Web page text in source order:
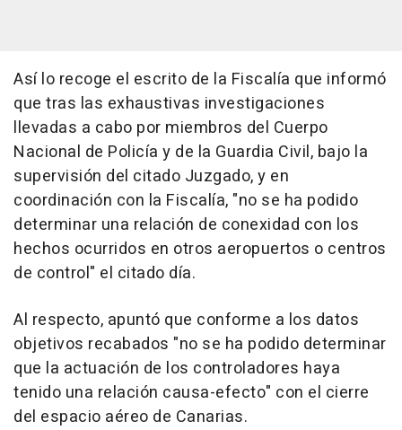
Así lo recoge el escrito de la Fiscalía que informó
que tras las exhaustivas investigaciones
llevadas a cabo por miembros del Cuerpo
Nacional de Policía y de la Guardia Civil, bajo la
supervisión del citado Juzgado, y en
coordinación con la Fiscalía, "no se ha podido
determinar una relación de conexidad con los
hechos ocurridos en otros aeropuertos o centros
de control" el citado día.
Al respecto, apuntó que conforme a los datos
objetivos recabados "no se ha podido determinar
que la actuación de los controladores haya
tenido una relación causa-efecto" con el cierre
del espacio aéreo de Canarias.